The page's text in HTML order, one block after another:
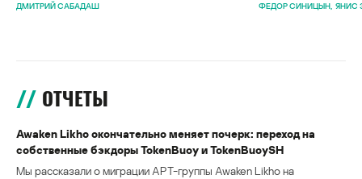
ДМИТРИЙ САБАДАШ
ФЕДОР СИНИЦЫН ЯНИС
ОТЧЕТЫ
Awaken Likho окончательно меняет почерк: переход на
собственные бэкдоры TokenBuoy и TokenBuoySH
Мы рассказали о миграции APT-группы Awaken Likho на